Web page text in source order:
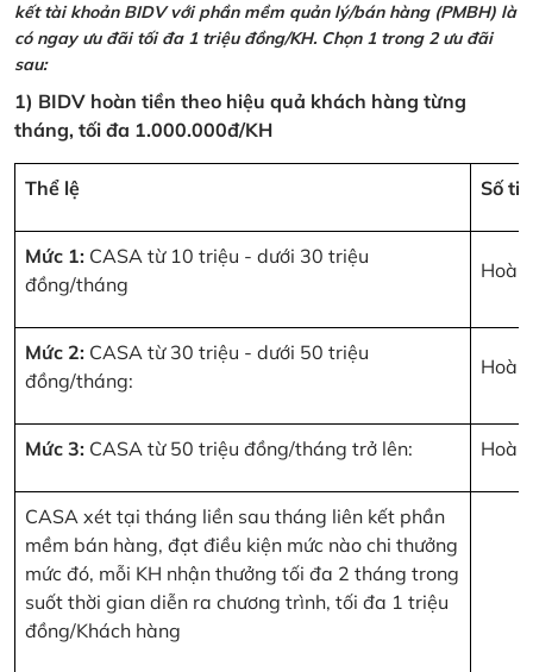
kết tài khoản BIDV với phần mềm quản lý/bán hàng (PMBH) là
có ngay ưu đãi tối đa 1 triệu đồng/KH. Chọn 1 trong 2 ưu đãi
sau:
1) BIDV hoàn tiền theo hiệu quả khách hàng từng
tháng, tối đa 1.000.000đ/KH
Thể lệ Số
Mức 1: CASA từ 10 triệu - dưới 30 triệu
đồng/tháng
Mức 2: CASA từ 30 triệu - dưới 50 triệu
đồng/tháng:
Mức 3: CASA từ 50 triệu đồng/tháng trở lên:
CASA xét tại tháng liền sau tháng liên kết phần
mềm bán hàng, đạt điều kiện mức nào chi thưởng
mức đó, mỗi KH nhận thưởng tối đa 2 tháng trong
suốt thời gian diễn ra chương trình, tối đa 1 triệu
đồng/Khách hàng